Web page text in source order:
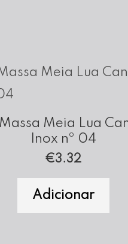
Meia Lua
Inox nº 04
€3.32
Adicionar